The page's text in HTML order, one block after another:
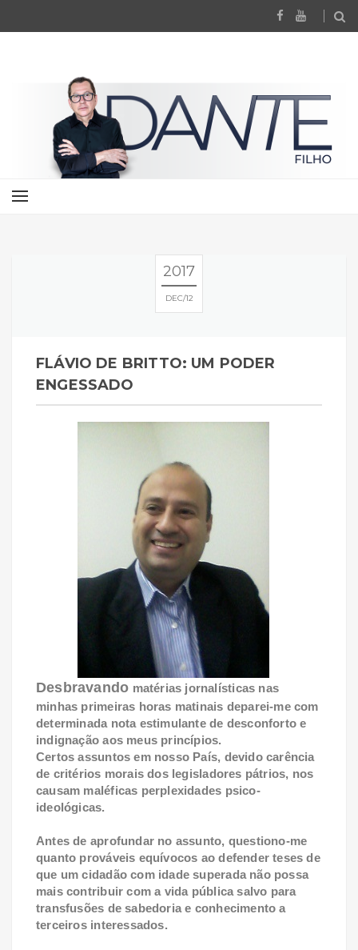
2017
DEC 12
FLÁVIO DE BRITTO: UM PODER
ENGESSADO
Desbravando matérias jornalísticas nas
minhas primeiras horas matinais deparei-me com
determinada nota estimulante de desconforto e
indignação aos meus princípios.
Certos assuntos em nosso País, devido carência
de critérios morais dos legisladores pátrios, nos
causam maléficas perplexidades psico-
ideológicas.
Antes de aprofundar no assunto, questiono-me
quanto prováveis equívocos ao defender teses de
que um cidadão com idade superada não possa
mais contribuir com a vida pública salvo para
transfusões de sabedoria e conhecimento a
terceiros interessados.